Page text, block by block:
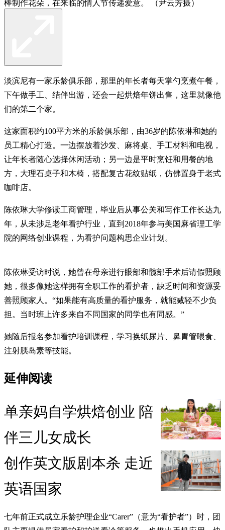
棒制作花朵，在来临的情人节传递爱意。 （尹云芳摄）
淡滨尼有一家乐龄俱乐部，那里的年长者每天掌勺烹煮午餐，
下午做手工、结伴出游，还会一起烘焙年饼出售，这里就像他
们的第二个家。
这家面积约100平方米的乐龄俱乐部，由36岁的陈依琳和她的
员工精心打造。一边摆放着沙发、麻将桌、手工材料和电视，
让年长者随心选择休闲活动；另一边是平时烹饪和用餐的地
方，大理石桌子和木椅，搭配复古花纹贴纸，仿佛置身于老式
咖啡店。
陈依琳大学修读工商管理，毕业后从事公关和写作工作长达九
年，从未涉足老年看护行业，直到2018年参与美国麻省理工学
院的网络创业课程，为看护问题构思企业计划。
陈依琳受访时说，她曾在母亲进行眼部和髋部手术后请假照顾
她，很多像她这样拥有全职工作的看护者，缺乏时间和资源妥
善照顾家人。“如果能有高质量的看护服务，就能减轻不少负
担。当时班上许多来自不同国家的同学也有同感。”
她随后报名参加看护培训课程，学习换纸尿片、鼻胃管喂食、
注射胰岛素等技能。
延伸阅读
单亲妈自学烘焙创业 陪
伴三儿女成长
创作英文版剧本杀 走近
英语国家
七年前正式成立乐龄护理企业“Carer”（意为“看护者”）时，团